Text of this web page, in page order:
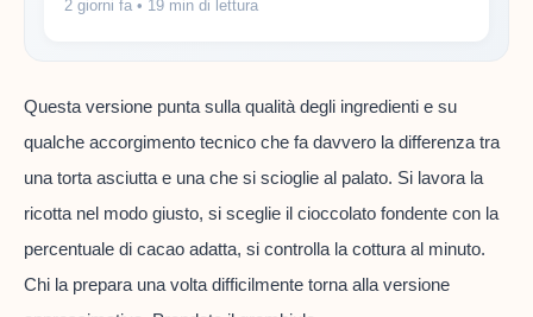
2 giorni fa • 19 min di lettura
Questa versione punta sulla qualità degli ingredienti e su
qualche accorgimento tecnico che fa davvero la differenza tra
una torta asciutta e una che si scioglie al palato. Si lavora la
ricotta nel modo giusto, si sceglie il cioccolato fondente con la
percentuale di cacao adatta, si controlla la cottura al minuto.
Chi la prepara una volta difficilmente torna alla versione